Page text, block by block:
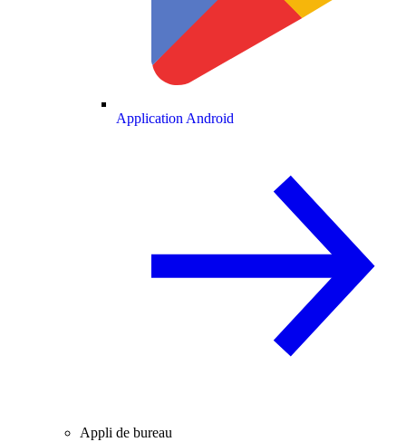
Application Android
Appli de bureau